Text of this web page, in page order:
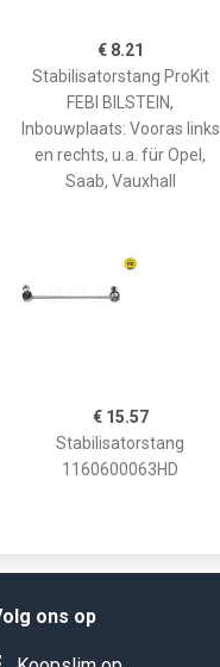
€ 8.21
Stabilisatorstang ProKit
FEBI BILSTEIN,
Inbouwplaats: Vooras links
en rechts, u.a. für Opel,
Saab, Vauxhall
€ 15.57
Stabilisatorstang
1160600063HD
ons op